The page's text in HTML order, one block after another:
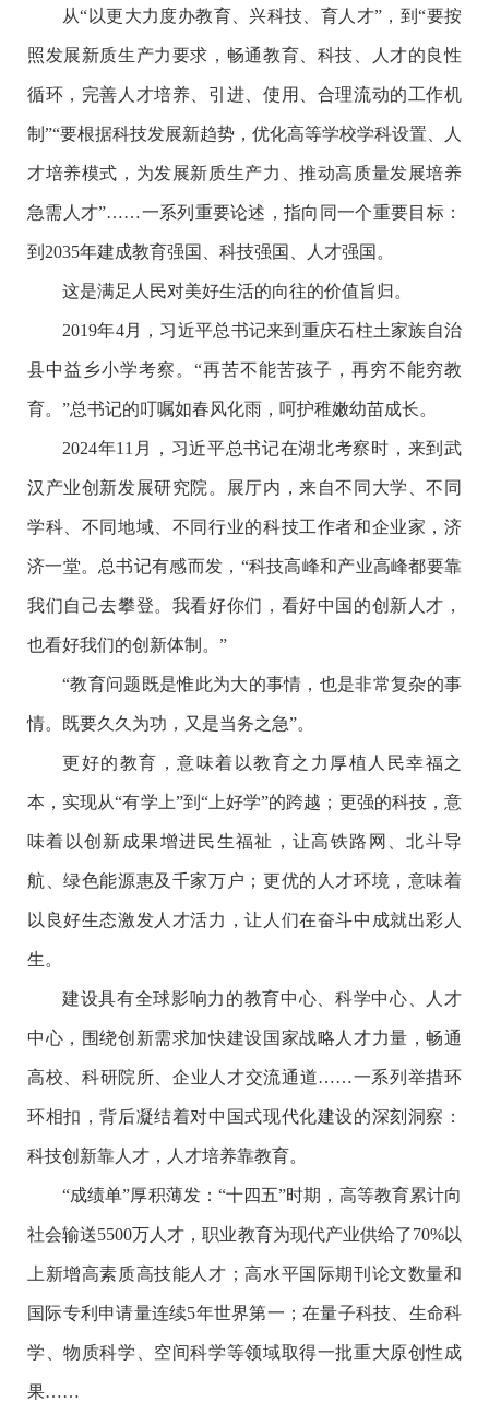
从“以更大力度办教育、兴科技、育人才”，到“要按
照发展新质生产力要求，畅通教育、科技、人才的良性
循环，完善人才培养、引进、使用、合理流动的工作机
制”“要根据科技发展新趋势，优化高等学校学科设置、人
才培养模式，为发展新质生产力、推动高质量发展培养
急需人才”……一系列重要论述，指向同一个重要目标：
到2035年建成教育强国、科技强国、人才强国。
这是满足人民对美好生活的向往的价值旨归。
2019年4月，习近平总书记来到重庆石柱土家族自治
县中益乡小学考察。“再苦不能苦孩子，再穷不能穷教
育。”总书记的叮嘱如春风化雨，呵护稚嫩幼苗成长。
2024年11月，习近平总书记在湖北考察时，来到武
汉产业创新发展研究院。展厅内，来自不同大学、不同
学科、不同地域、不同行业的科技工作者和企业家，济
济一堂。总书记有感而发，“科技高峰和产业高峰都要靠
我们自己去攀登。我看好你们，看好中国的创新人才，
也看好我们的创新体制。”
“教育问题既是惟此为大的事情，也是非常复杂的事
情。既要久久为功，又是当务之急”。
更好的教育，意味着以教育之力厚植人民幸福之
本，实现从“有学上”到“上好学”的跨越；更强的科技，意
味着以创新成果增进民生福祉，让高铁路网、北斗导
航、绿色能源惠及千家万户；更优的人才环境，意味着
以良好生态激发人才活力，让人们在奋斗中成就出彩人
生。
建设具有全球影响力的教育中心、科学中心、人才
中心，围绕创新需求加快建设国家战略人才力量，畅通
高校、科研院所、企业人才交流通道……一系列举措环
环相扣，背后凝结着对中国式现代化建设的深刻洞察：
科技创新靠人才，人才培养靠教育。
“成绩单”厚积薄发：“十四五”时期，高等教育累计向
社会输送5500万人才，职业教育为现代产业供给了70%以
上新增高素质高技能人才；高水平国际期刊论文数量和
国际专利申请量连续5年世界第一；在量子科技、生命科
学、物质科学、空间科学等领域取得一批重大原创性成
果……